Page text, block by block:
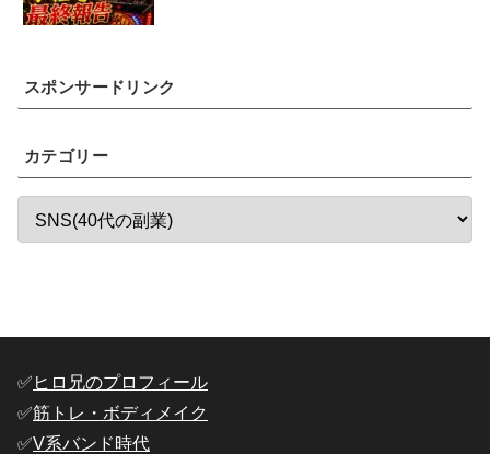
スポンサードリンク
カテゴリー
✅️ ヒロ兄のプロフィール
✅️筋トレ・ボディメイク
✅️V系バンド時代